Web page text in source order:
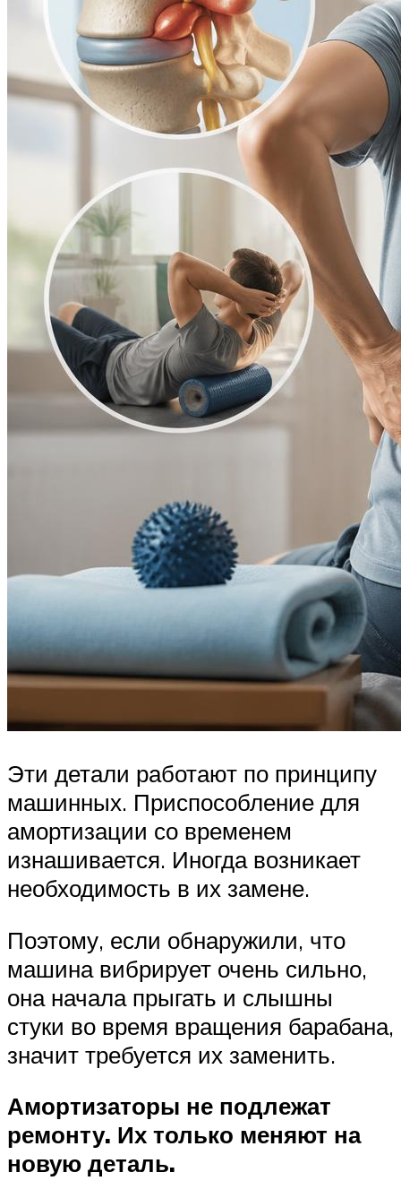
Эти детали работают по принципу
машинных. Приспособление для
амортизации со временем
изнашивается. Иногда возникает
необходимость в их замене.
Поэтому, если обнаружили, что
машина вибрирует очень сильно,
она начала прыгать и слышны
стуки во время вращения барабана,
значит требуется их заменить.
Амортизаторы не подлежат
ремонту. Их только меняют на
новую деталь.